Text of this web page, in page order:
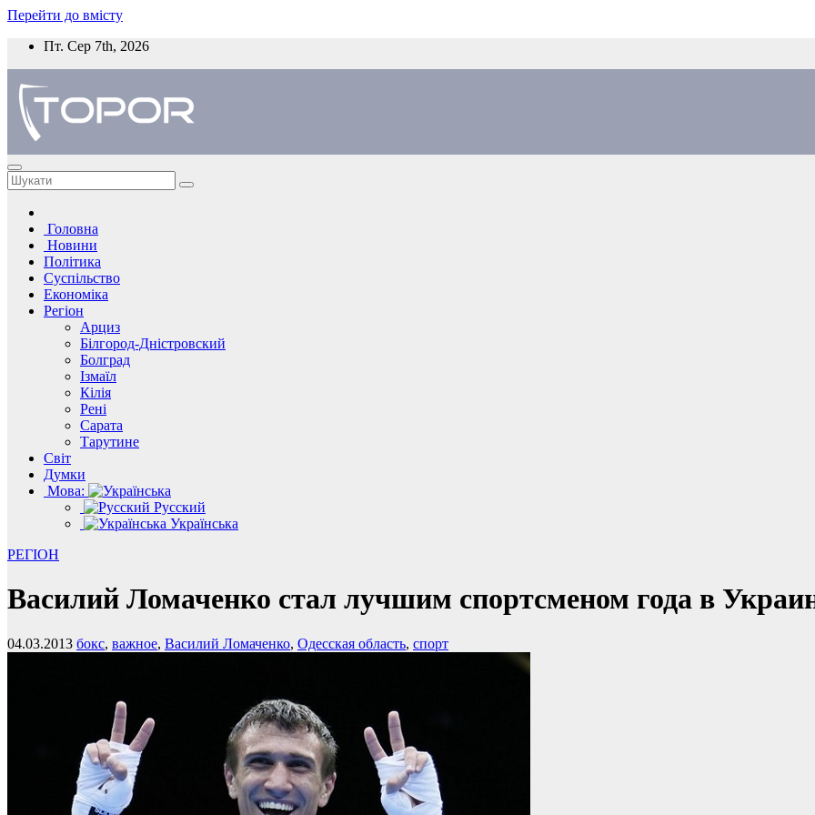
Перейти до вмісту
Пт. Сер 7th, 2026
Головна
Новини
Політика
Суспільство
Економіка
Регіон
Арциз
Білгород-Дністровский
Болград
Ізмаїл
Кілія
Рені
Сарата
Тарутине
Світ
Думки
Мова:
Русский
Українська
РЕГІОН
Василий Ломаченко стал лучшим спортсменом года в
04.03.2013 бокс, важное, Василий Ломаченко, Одесская область, спорт